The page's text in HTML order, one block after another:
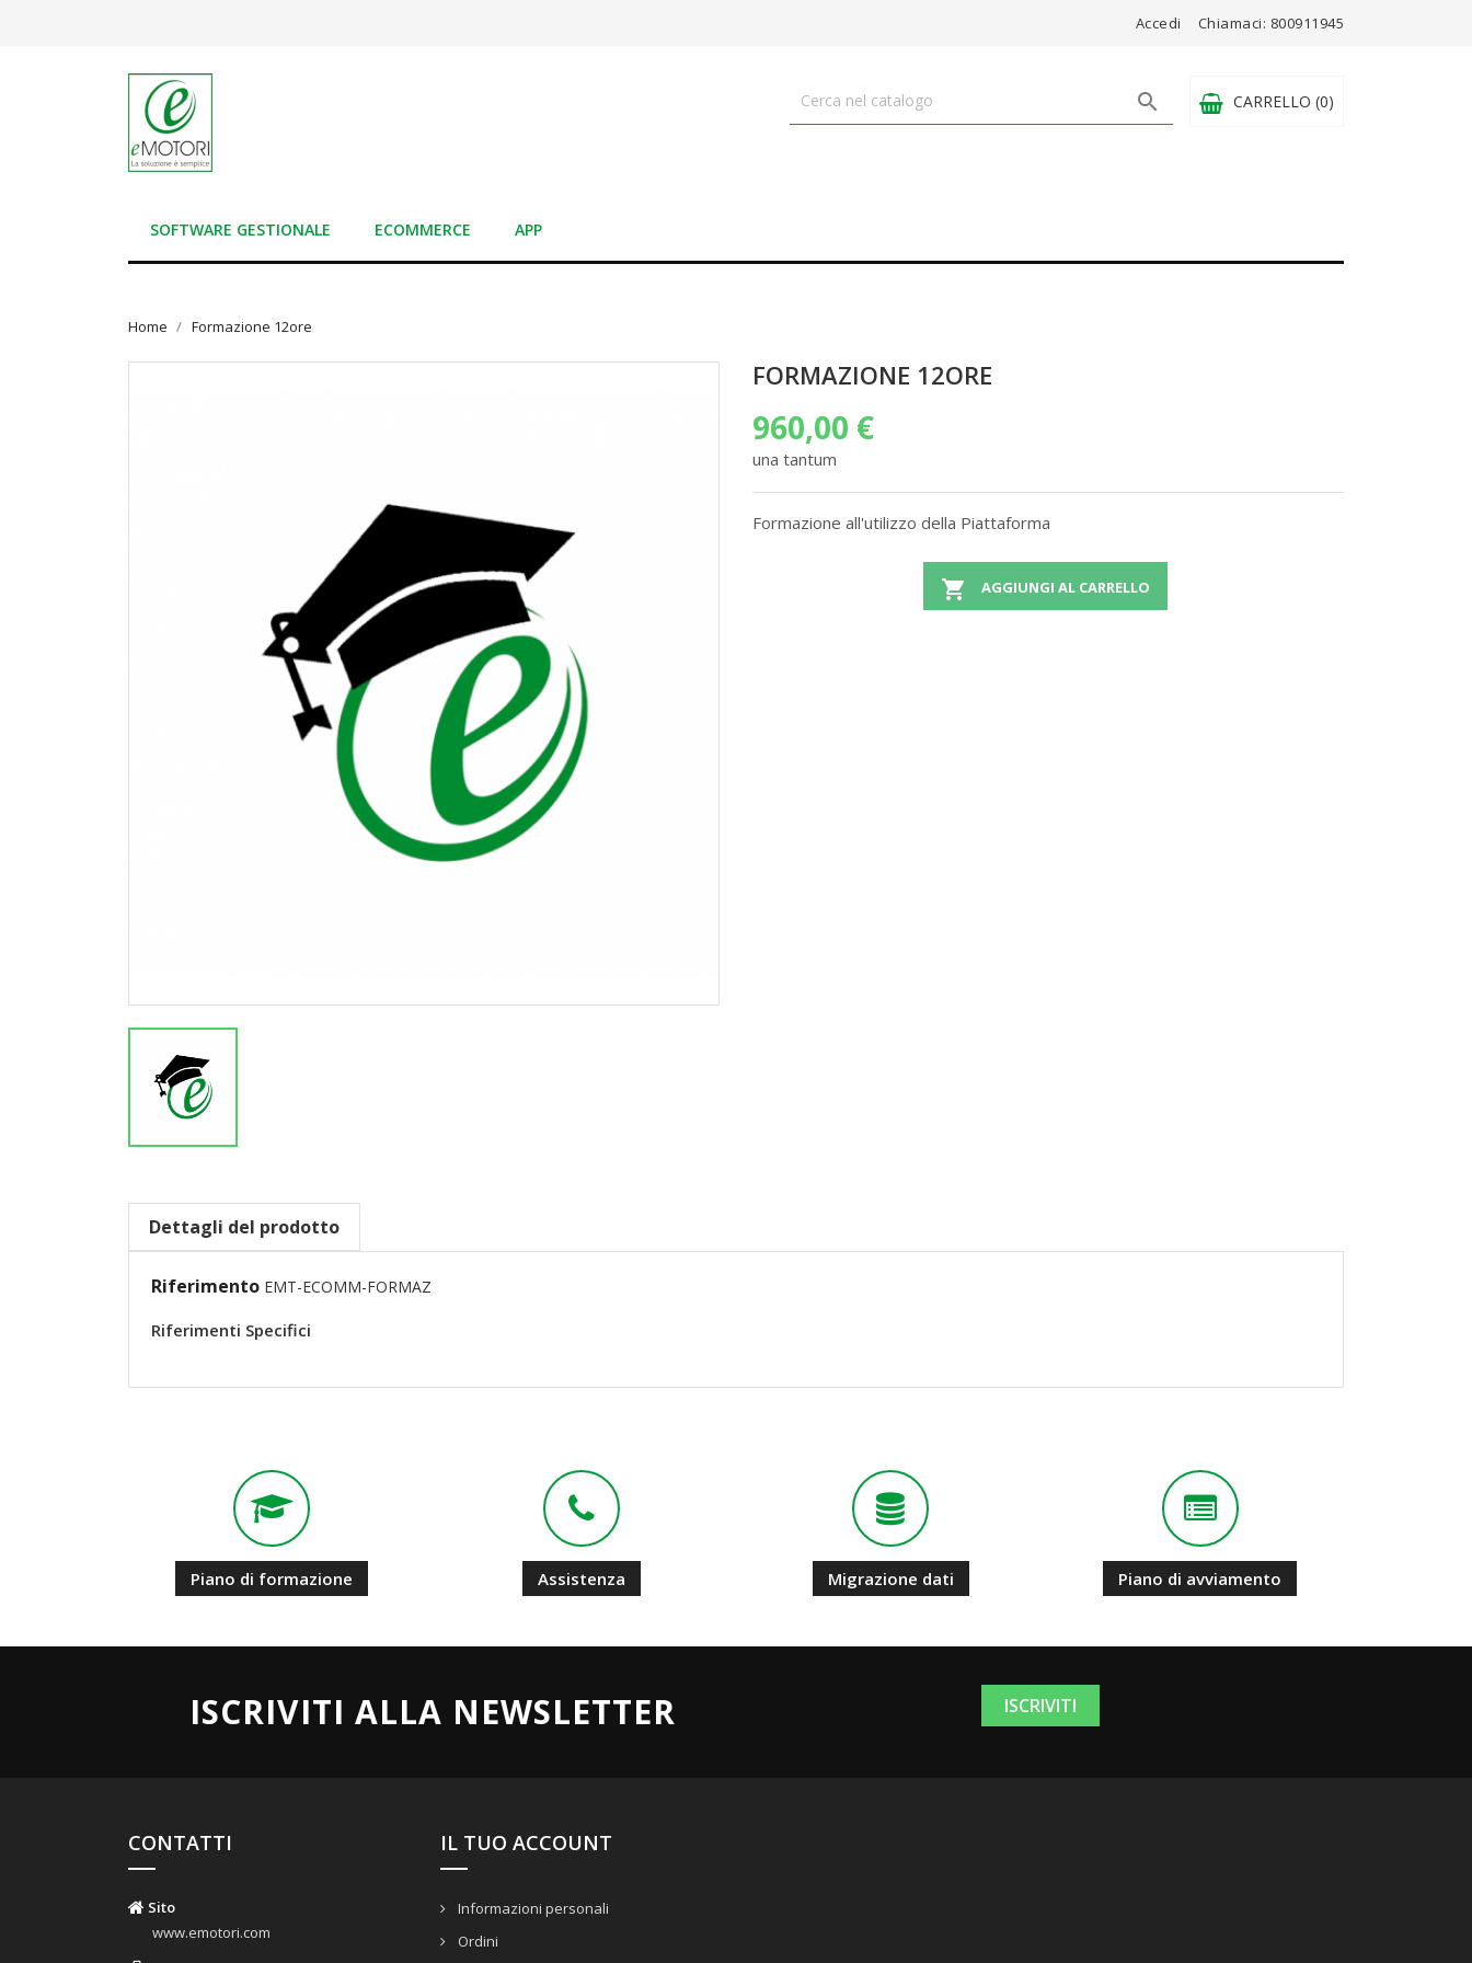
Accedi Chiamaci: 800911945
CARRELLO (0)

SOFTWARE GESTIONALE ECOMMERCE APP
Home Formazione 12ore
FORMAZIONE 12ORE
960,00 €
una tantum
Formazione all'utilizzo della Piattaforma
 AGGIUNGI AL CARRELLO
Dettagli del prodotto
Riferimento EMT-ECOMM-FORMAZ
Riferimenti Specifici
Piano di formazione Assistenza Migrazione dati Piano di avviamento
ISCRIVITI ALLA NEWSLETTER
CONTATTI
Sito
www.emotori.com
IL TUO ACCOUNT
Informazioni personali
Ordini